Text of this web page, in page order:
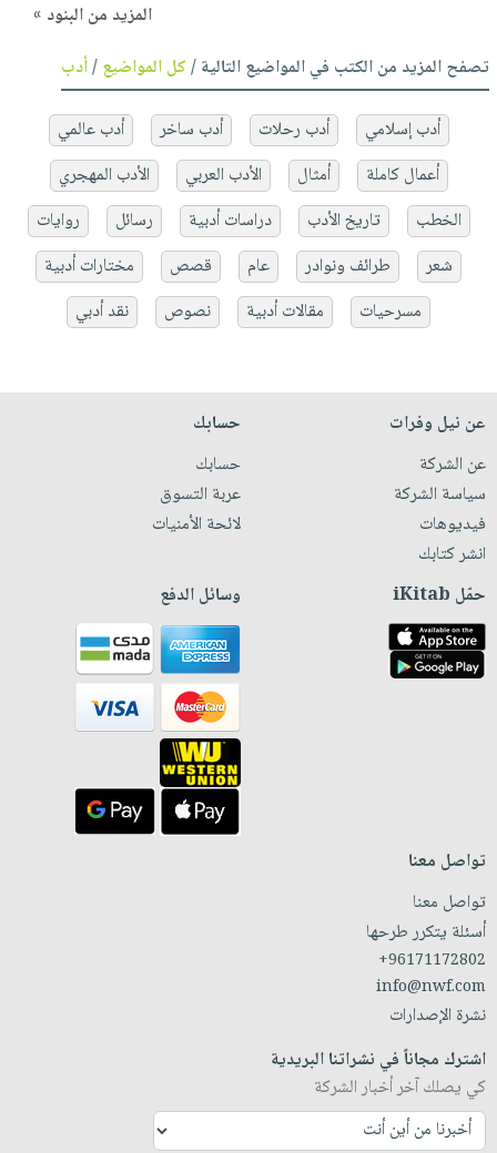
المزيد من البنود »
تصفح المزيد من الكتب في المواضيع التالية /كل المواضيع/أدب
أدب إسلامي أدب رحلات أدب ساخر
أدب عالمي
أعمال كاملة
أمثال الأدب العربي
الأدب المهجري
الخطب
تاريخ الأدب دراسات أدبية رسائل
روايات
شعر
طرائف ونوادر عام قصص
مختارات أدبية
مسرحيات
مقالات أدبية نصوص نقد أدبي
عن نيل وفرات
عن الشركة
سياسة الشركة
فيديوهات
انشر كتابك
حسابك
حسابك
عربة التسوق
لائحة الأمنيات
حمّل iKitab وسائل الدفع
تواصل معنا
تواصل معنا
أسئلة يتكرر طرحها
+96171172802
info@nwf.com
نشرة الإصدارات
اشترك مجاناً في نشراتنا البريدية
كي يصلك آخر أخبار الشركة